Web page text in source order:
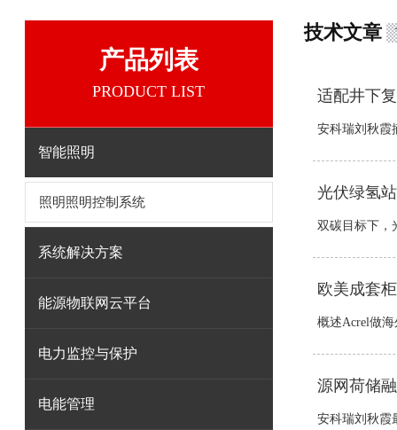
产品列表
PRODUCT LIST
智能照明
照明照明控制系统
系统解决方案
能源物联网云平台
电力监控与保护
电能管理
技术文章
适配井下
安科瑞刘秋霞
光伏绿氢
双碳目标下，
欧美成套
概述Acrel做
源网荷储
安科瑞刘秋霞